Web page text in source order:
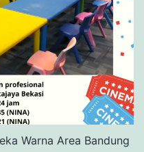
Warna Area Bandung